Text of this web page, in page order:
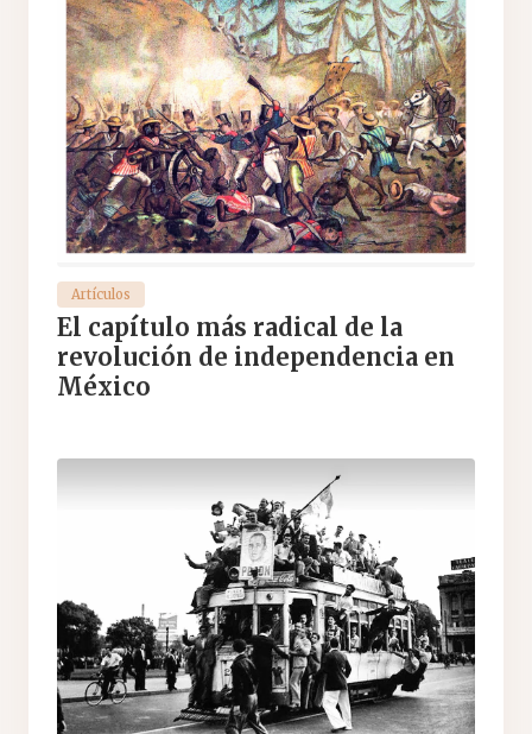
Artículos
El capítulo más radical de la
revolución de independencia en
México